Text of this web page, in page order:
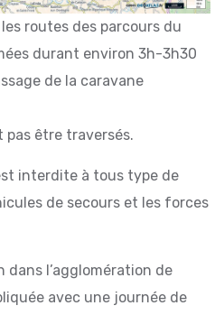
routes des parcours du
durant environ 3h-3h30
de la caravane
pas être traversés.
interdite à tous type de
de secours et les forces
l’agglomération de
avec une journée de